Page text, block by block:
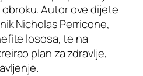
Autor ove dijete
Nicholas Perricone,
lososa, te na
plan za zdravlje,